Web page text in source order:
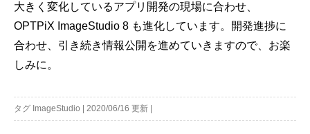
大きく変化しているアプリ開発の現場に合わせ、
OPTPiX ImageStudio 8 も進化しています。開発進捗に
合わせ、引き続き情報公開を進めていきますので、お楽
しみに。
タグ ImageStudio 2020/06/16 更新